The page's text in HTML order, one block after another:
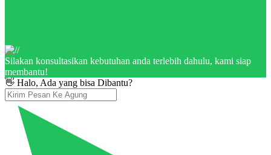
Silakan konsultasikan kebutuhan anda terlebih dahulu, kami siap
membantu!
👋 Halo, Ada yang bisa Dibantu?